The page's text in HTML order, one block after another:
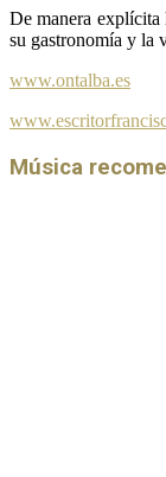
De manera explícita
su gastronomía y la
www.ontalba.es
Música